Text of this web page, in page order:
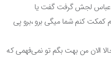
عباس لجش گرفت گفت یا
کمکت کنم شما میگی برو ،برو پی
الان من بهت بگم تو نمی‌فهمی که